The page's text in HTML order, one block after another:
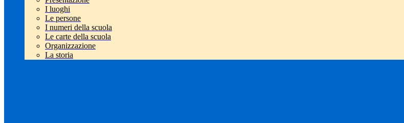
I luoghi
Le persone
I numeri della scuola
Le carte della scuola
Organizzazione
La storia